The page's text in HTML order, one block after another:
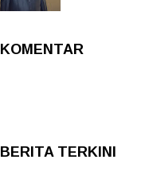
KOMENTAR
BERITA TERKINI